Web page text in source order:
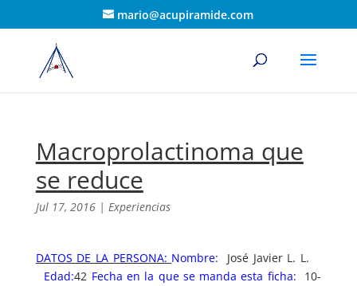
mario@acupiramide.com
Macroprolactinoma que
se reduce
Jul 17, 2016| Experiencias
DATOS DE LA PERSONA: Nombre: José Javier L. L.
Edad:42 Fecha en la que se manda esta ficha: 10-